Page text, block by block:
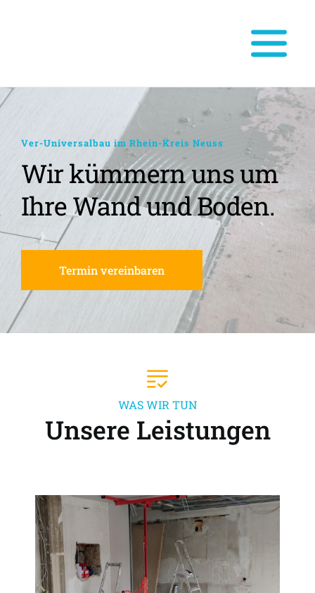
Ver-Universalbau im Rhein-Kreis Neuss
Wir kümmern uns um
Ihre Wand und Boden.
Termin vereinbaren
WAS WIR TUN
Unsere Leistungen